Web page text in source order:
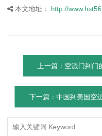
本文地址： http://
上一篇：空派门到
下一篇：中国到美国空